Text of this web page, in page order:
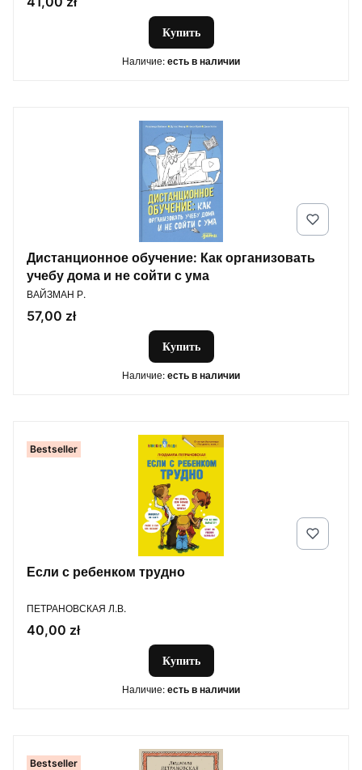
Купить
Наличие: есть в наличии
Дистанционное обучение: Как организовать
учебу дома и не сойти с ума
ПРОИЗВОДИТЕЛЬ
ВАЙЗМАН Р.
Цена
57,00 zł
Купить
Наличие: есть в наличии
Bestseller
Если с ребенком трудно
ПРОИЗВОДИТЕЛЬ
ПЕТРАНОВСКАЯ Л.В.
Цена
40,00 zł
Купить
Наличие: есть в наличии
Bestseller